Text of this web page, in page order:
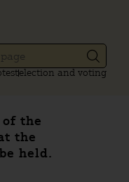
election and voting
the
the
held.